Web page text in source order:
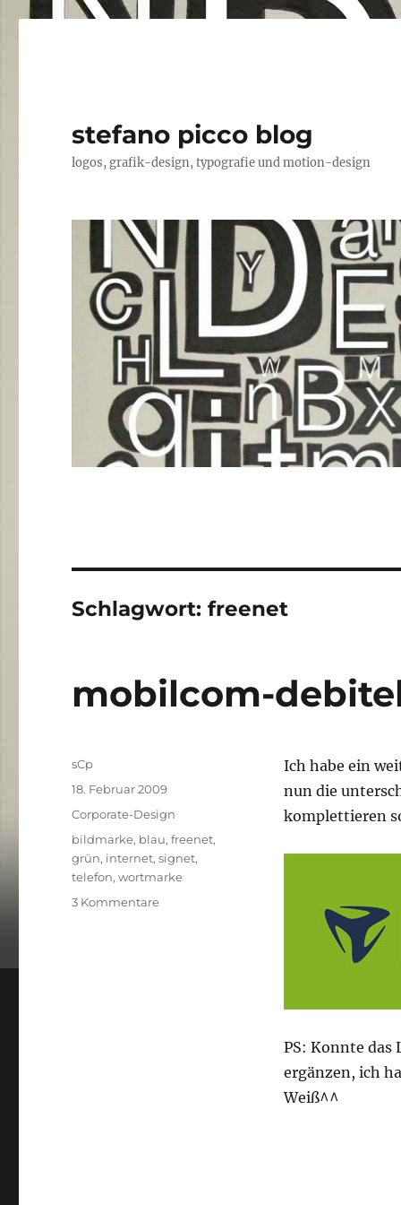
stefano picco blog
logos, grafik-design, typografie und motion-design
Schlagwort:freenet
mobilcom-
Ich habe ein
nun die
komplettieren
PS: Konnte das
ergänzen, ich
Weiß^^
Autor
sCp
Veröffentlicht
18. Februar 2009
Kategorien
Corporate-Design
Schlagwörter
bildmarke, blau,freenet,
grün, internet,signet,
telefon,wortmarke
3 Kommentarezu